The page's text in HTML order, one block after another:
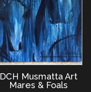
DCH Musmatta Art
Mares & Foals